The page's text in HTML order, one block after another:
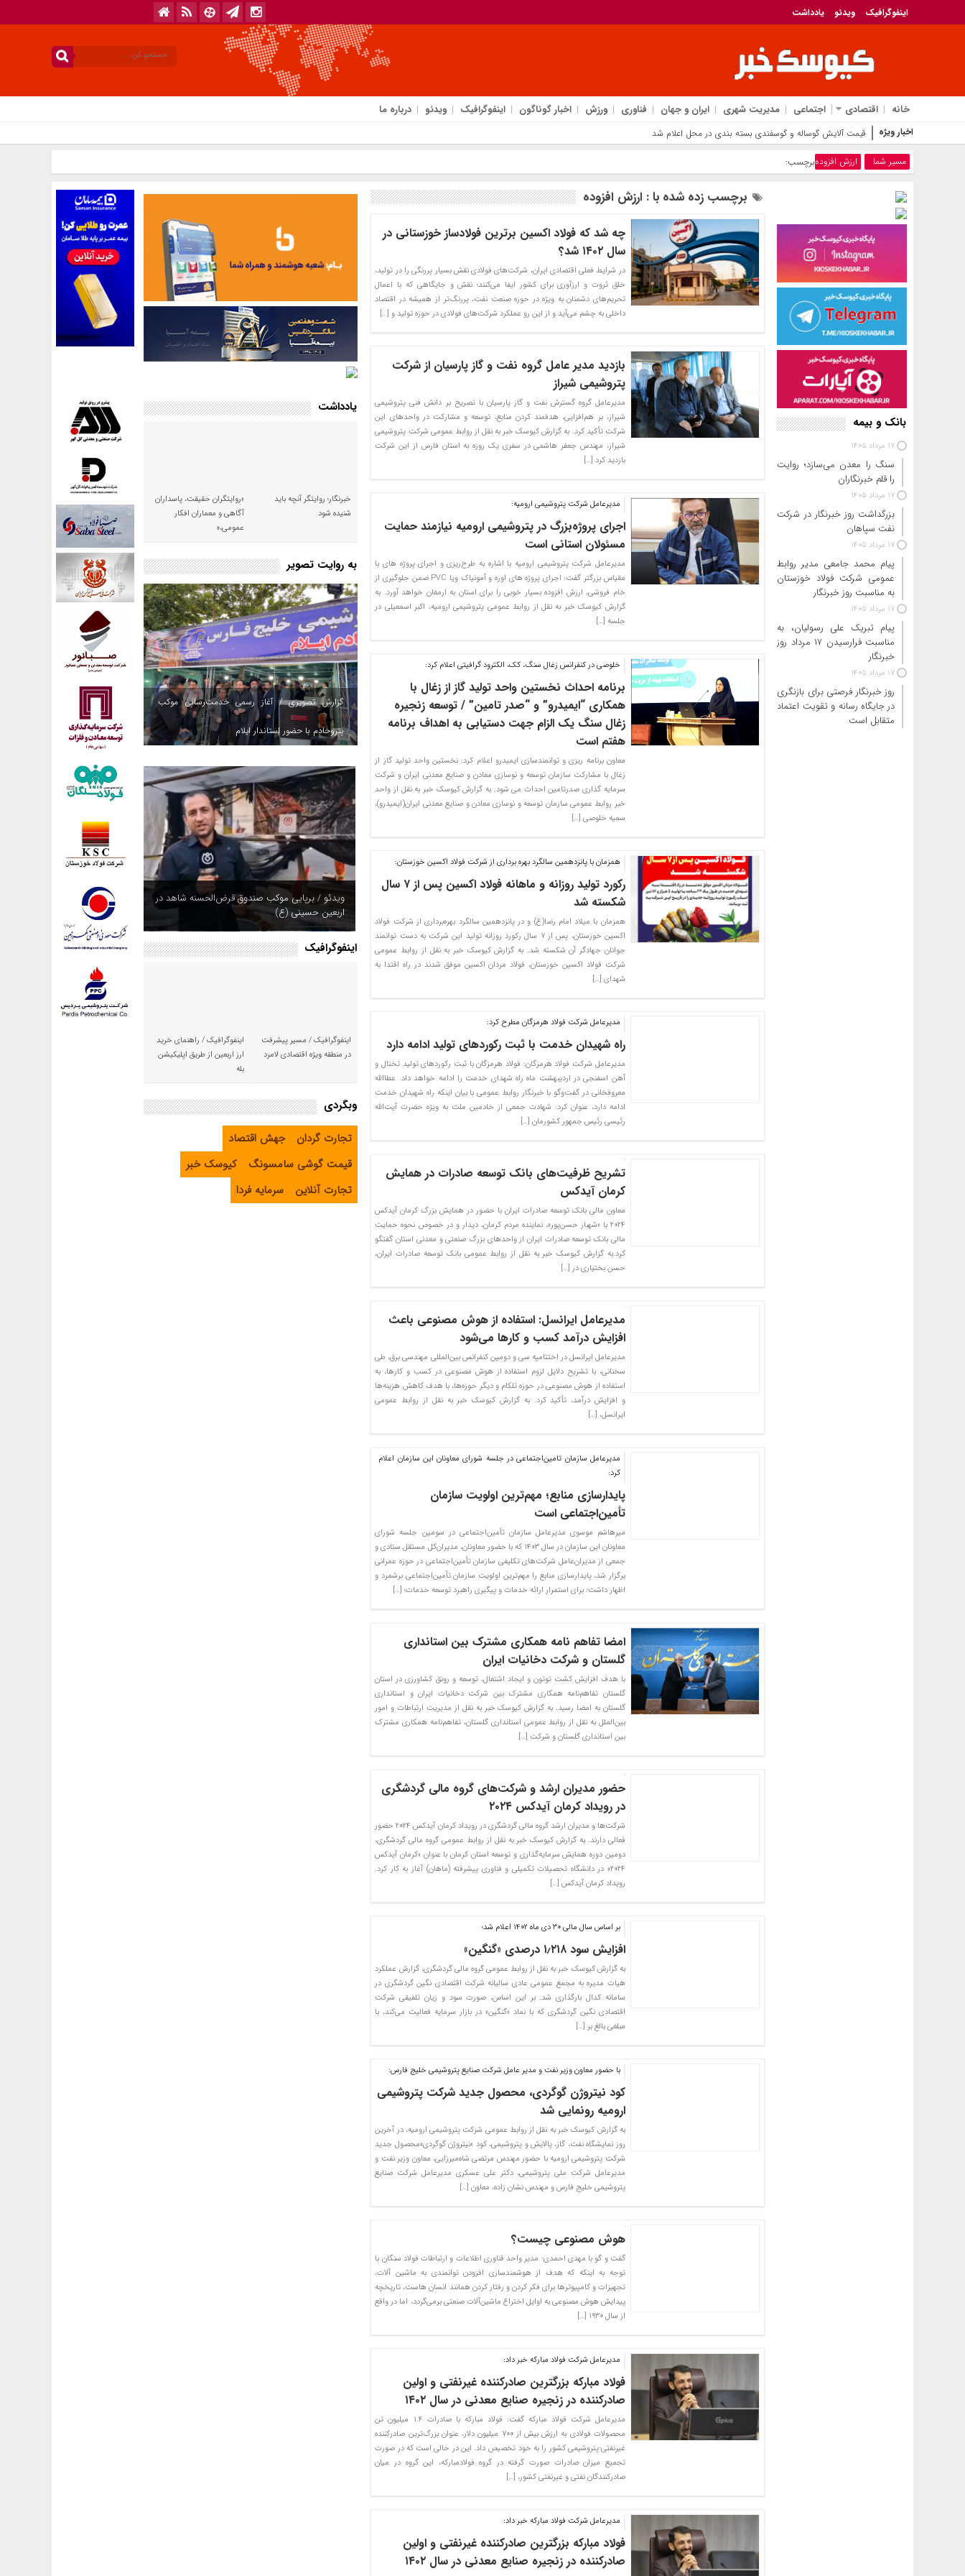
اینفوگرافیک ویدئو یادداشت
خانه اقتصادی اجتماعی مدیریت شهری ایران و جهان فناوری ورزش اخبار گوناگون اینفوگرافیک ویدئو درباره ما
اخبار ویژه قیمت آلایش گوساله و
مسیر شما برچسب:ارزش افزوده
بانک و بیمه
17 مرداد 1405
سنگ را معدن می‌سازد؛ روایت
را قلم خبرنگاران
17 مرداد 1405
بزرگداشت روز خبرنگار در شرکت
نفت سپاهان
17 مرداد 1405
پیام محمد جامعی مدیر روابط
عمومی شرکت فولاد خوزستان
به مناسبت روز خبرنگار
17 مرداد 1405
پیام تبریک علی رسولیان، به
مناسبت فرارسیدن ۱۷ مرداد روز
خبرنگار
17 مرداد 1405
روز خبرنگار فرصتی برای بازنگری
در جایگاه رسانه و تقویت اعتماد
متقابل است
برچسب زده شده با : ارزش افزوده
چه شد که فولاد اکسین برترین فولادساز خوزستانی در
سال ۱۴۰۲ شد؟
در شرایط فعلی اقتصادی ایران، شرکت‌های فولادی نقش بسیار پررنگی را در تولید،
خلق ثروت و ارزآوری برای کشور ایفا می‌کنند؛ نقش و جایگاهی که با اعمال
تحریم‌های دشمنان به ویژه در حوزه صنعت نفت، پررنگ‌تر از همیشه در اقتصاد
داخلی به چشم می‌آید و از این رو عملکرد شرکت‌های فولادی در حوزه تولید و […]
بازدید مدیر عامل گروه نفت و گاز پارسیان از شرکت
پتروشیمی شیراز
مدیرعامل گروه گسترش نفت و گاز پارسیان با تصریح بر دانش فنی پتروشیمی
شیراز، بر هم‌افزایی، هدفمند کردن منابع، توسعه و مشارکت در واحدهای این
شرکت تأکید کرد. به گزارش کیوسک خبر به نقل از روابط عمومی شرکت پتروشیمی
شیراز، مهندس جعفر هاشمی در سفری یک روزه به استان فارس از این شرکت
بازدید کرد […]
مدیرعامل شرکت پتروشیمی ارومیه:
اجرای پروژه‌بزرگ در پتروشیمی ارومیه نیازمند حمایت
مسئولان استانی است
مدیرعامل شرکت پتروشیمی ارومیه با اشاره به طرح‌ریزی و اجرای پروژه های با
مقیاس بزرگتر گفت: اجرای پروژه های اوره و آمونیاک ویا PVC ضمن جلوگیری از
خام فروشی، ارزش افزوده بسیار خوبی را برای استان به ارمغان خواهد آورد. به
گزارش کیوسک خبر به نقل از روابط عمومی پتروشیمی ارومیه، اکبر اسمعیلی در
جلسه […]
خلوصی در کنفرانس زغال سنگ، کک، الکترود گرافیتی اعلام کرد:
برنامه احداث نخستین واحد تولید گاز از زغال با
همکاری “ایمیدرو” و “صدر تامین” / توسعه زنجیره
زغال سنگ یک الزام جهت دستیابی به اهداف برنامه
هفتم است
معاون برنامه ریزی و توانمندسازی ایمیدرو اعلام کرد: نخستین واحد تولید گاز از
زغال با مشارکت سازمان توسعه و نوسازی معادن و صنایع معدنی ایران و شرکت
سرمایه گذاری صدرتامین احداث می شود. به گزارش کیوسک خبر به نقل از واحد
خبر روابط عمومی سازمان توسعه و نوسازی معادن و صنایع معدنی ایران(ایمیدرو)،
سمیه خلوصی […]
همزمان با پانزدهمین سالگرد بهره برداری از شرکت فولاد اکسین خوزستان:
رکورد تولید روزانه و ماهانه فولاد اکسین پس از ۷ سال
شکسته شد
همزمان با میلاد امام رضا(ع) و در پانزدهمین سالگرد بهره‌برداری از شرکت فولاد
اکسین خوزستان، پس از ۷ سال رکورد روزانه تولید این شرکت به دست توانمند
جوانان جهادگر آن شکسته شد. به گزارش کیوسک خبر به نقل از روابط عمومی
شرکت فولاد اکسین خوزستان، فولاد مردان اکسین موفق شدند در راه اقتدا به
شهدای […]
مدیرعامل شرکت فولاد هرمزگان مطرح کرد:
راه شهیدان خدمت با ثبت رکوردهای تولید ادامه دارد
مدیرعامل شرکت فولاد هرمزگان: فولاد هرمزگان با ثبت رکوردهای تولید تختال و
آهن اسفنجی در اردیبهشت ماه راه شهدای خدمت را ادامه خواهد داد. عطاالله
معروفخانی در گفت‌وگو با خبرنگار روابط عمومی با بیان اینکه راه شهیدان خدمت
ادامه دارد، عنوان کرد: شهادت جمعی از خادمین ملت به ویژه حضرت آیت‌الله
رئیسی رئیس جمهور کشورمان […]
تشریح ظرفیت‌های بانک توسعه صادرات در همایش
کرمان آیدکس
معاون مالی بانک توسعه صادرات ایران با حضور در همایش بزرگ کرمان آیدکس
۲۰۲۴ با «شهباز حسن‌پور»، نماینده مردم کرمان، دیدار و در خصوص نحوه حمایت
مالی بانک توسعه صادرات ایران از واحد‌های بزرگ صنعتی و معدنی استان گفتگو
کرد.به گزارش کیوسک خبر به نقل از روابط عمومی بانک توسعه صادرات ایران،
حسن بختیاری در […]
مدیرعامل ایرانسل: استفاده از هوش مصنوعی باعث
افزایش درآمد کسب و کارها می‌شود
مدیرعامل ایرانسل در اختتامیه سی و دومین کنفرانس بین‌المللی مهندسی برق، طی
سخنانی، با تشریح دلایل لزوم استفاده از هوش مصنوعی در کسب و کارها، به
استفاده از هوش مصنوعی در حوزه تلکام و دیگر حوزه‌ها، با هدف کاهش هزینه‌ها
و افزایش درآمد، تأکید کرد. به گزارش کیوسک خبر به نقل از روابط عمومی
ایرانسل، […]
مدیرعامل سازمان تامین‌اجتماعی در جلسه شورای معاونان این سازمان اعلام
کرد:
پایدارسازی منابع؛ مهم‌ترین اولویت‌ سازمان
تأمین‌اجتماعی است
میرهاشم موسوی مدیرعامل سازمان تأمین‌اجتماعی در سومین جلسه شورای
معاونان این سازمان در سال ۱۴۰۳ که با حضور معاونان، مدیران‌کل مستقل ستادی و
جمعی از مدیران‌عامل شرکت‌های تکلیفی سازمان تأمین‌اجتماعی در حوزه عمرانی
برگزار شد، پایدارسازی منابع را مهم‌ترین اولویت‌ سازمان تأمین‌اجتماعی برشمرد و
اظهار داشت: برای استمرار ارائه خدمات و پیگیری راهبرد توسعه خدمات؛ […]
امضا تفاهم نامه همکاری مشترک بین استانداری
گلستان و شرکت دخانیات ایران
با هدف افزایش کشت توتون و ایجاد اشتغال، توسعه و رونق کشاورزی در استان
گلستان تفاهم‌نامه همکاری مشترک بین شرکت دخانیات ایران و استانداری
گلستان به امضا رسید. به گزارش کیوسک خبر به نقل از مدیریت ارتباطات و امور
بین‌الملل به نقل از روابط عمومی استانداری گلستان، تفاهم‌نامه همکاری مشترک
بین استانداری گلستان و شرکت […]
حضور مدیران ارشد و شرکت‌های گروه مالی گردشگری
در رویداد کرمان آیدکس ۲۰۲۴
شرکت‌ها و مدیران ارشد گروه مالی گردشگری در رویداد کرمان آیدکس ۲۰۲۴ حضور
فعالی دارند. به گزارش کیوسک خبر به نقل از روابط عمومی گروه مالی گردشگری،
دومین دوره همایش سرمایه‌گذاری و توسعه استان کرمان با عنوان «کرمان آیدکس
۲۰۲۴» در دانشگاه تحصیلات تکمیلی و فناوری پیشرفته (ماهان) آغاز به کار کرد.
رویداد کرمان آیدکس […]
بر اساس سال مالی 30 دی ماه 1402 اعلام شد؛
افزایش سود ۱٫۲۱۸ درصدی «گنگین»
به گزارش کیوسک خبر به نقل از روابط عمومی گروه مالی گردشگری، گزارش عملکرد
هیات مدیره به مجمع عمومی عادی سالیانه شرکت اقتصادی نگین گردشگری در
سامانه کدال بارگذاری شد. بر این اساس، صورت سود و زیان تلفیقی شرکت
اقتصادی نگین گردشگری که با نماد «گنگین» در بازار سرمایه فعالیت می‌کند، با
مبلغی بالغ بر […]
با حضور معاون وزیر نفت و مدیر عامل شرکت صنایع پتروشیمی خلیج فارس:
کود نیتروژن گوگردی، محصول جدید شرکت پتروشیمی
ارومیه رونمایی شد
به گزارش کیوسک خبر به نقل از روابط عمومی شرکت پتروشیمی ارومیه، در آخرین
روز نمایشگاه نفت، گاز، پالایش و پتروشیمی، کود «نیتروژن گوگردی»محصول جدید
شرکت پتروشیمی ارومیه با حضور مهندس مرتضی شاه‌میرزایی، معاون وزیر نفت و
مدیرعامل شرکت ملی پتروشیمی، دکتر علی عسکری مدیرعامل شرکت صنایع
پتروشیمی خلیج فارس و مهندس نشان زاده، معاون […]
هوش مصنوعی چیست؟
گفت و گو با مهدی احمدی- مدیر واحد فناوری اطلاعات و ارتباطات فولاد سنگان با
توجه به اینکه که هدف از هوشمندسازی افزودن توانمندی به ماشین آلات،
تجهیزات و کامپیوترها برای فکر کردن و رفتار کردن همانند انسان هاست، تاریخچه
پیدایش هوش مصنوعی به اوایل اختراع ماشین‌آلات صنعتی برمی‌گردد، اما در واقع
از سال ۱۹۳۰ […]
‌مدیرعامل شرکت فولاد مبارکه خبر داد:
فولاد مبارکه بزرگترین صادرکننده غیرنفتی و اولین
صادرکننده در زنجیره صنایع معدنی در سال ۱۴۰۲
مدیرعامل شرکت فولاد مبارکه گفت: فولاد مبارکه با صادرات ۱.۴ میلیون تن
محصولات فولادی به ارزش بیش از ۷۰۰ میلیون دلار، عنوان بزرگ‌ترین صادرکننده
غیرنفتی-پتروشیمی کشور را به خود تخصیص داد. این در حالی است که در صورت
تجمیع میزان صادرات صورت گرفته در گروه فولادمبارکه، این گروه در میان
صادرکنندگان نفتی و غیرنفتی کشور، […]
‌مدیرعامل شرکت فولاد مبارکه خبر داد:
فولاد مبارکه بزرگترین صادرکننده غیرنفتی و اولین
صادرکننده در زنجیره صنایع معدنی در سال ۱۴۰۲
یادداشت
خبرنگار؛ روایتگر آنچه باید
شنیده شود
«روایتگران حقیقت، پاسداران
آگاهی و معماران افکار
عمومی،»
به روایت تصویر
گزارش تصویری / آغاز رسمی خدمت‌رسانی موکب
پتروخادم با حضور استاندار ایلام
ویدئو / برپایی موکب صندوق قرض‌الحسنه شاهد در
اربعین حسینی (ع)
اینفوگرافیک
اینفوگرافیک / مسیر پیشرفت
در منطقه ویژه اقتصادی لامرد
اینفوگرافیک / راهنمای خرید
ارز اربعین از طریق اپلیکیشن
بله
وبگردی
تجارت گردان
جهش اقتصاد
قیمت گوشی سامسونگ
کیوسک خبر
تجارت آنلاین
سرمایه فردا